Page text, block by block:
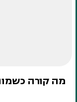
מה קורה